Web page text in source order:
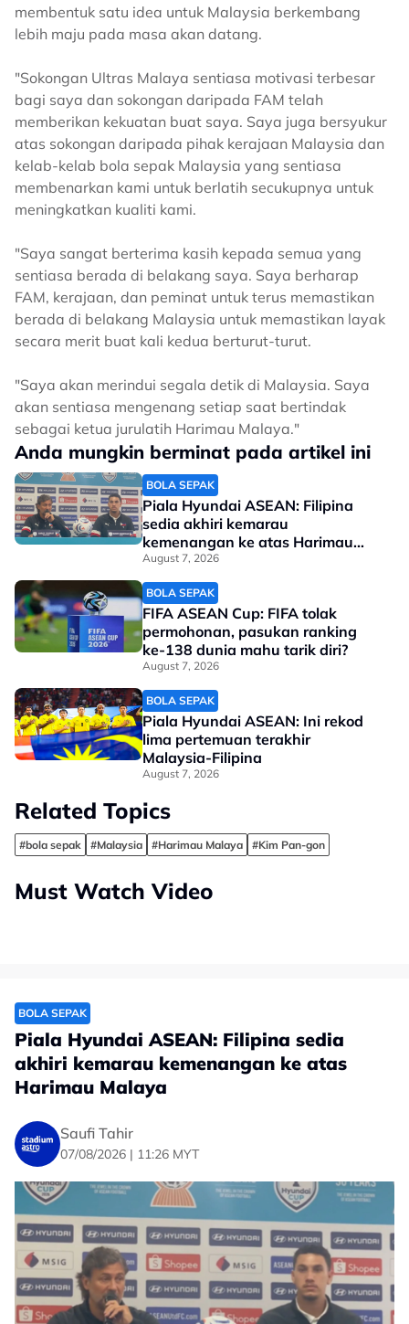
membentuk satu idea untuk Malaysia berkembang
lebih maju pada masa akan datang.
"Sokongan Ultras Malaya sentiasa motivasi terbesar
bagi saya dan sokongan daripada FAM telah
memberikan kekuatan buat saya. Saya juga bersyukur
atas sokongan daripada pihak kerajaan Malaysia dan
kelab-kelab bola sepak Malaysia yang sentiasa
membenarkan kami untuk berlatih secukupnya untuk
meningkatkan kualiti kami.
"Saya sangat berterima kasih kepada semua yang
sentiasa berada di belakang saya. Saya berharap
FAM, kerajaan, dan peminat untuk terus memastikan
berada di belakang Malaysia untuk memastikan layak
secara merit buat kali kedua berturut-turut.
"Saya akan merindui segala detik di Malaysia. Saya
akan sentiasa mengenang setiap saat bertindak
sebagai ketua jurulatih Harimau Malaya."
Anda mungkin berminat pada artikel ini
BOLA SEPAK
Piala Hyundai ASEAN: Filipina
sedia akhiri kemarau
kemenangan ke atas Harimau
Malaya
August 7, 2026
BOLA SEPAK
FIFA ASEAN Cup: FIFA tolak
permohonan, pasukan ranking
ke-138 dunia mahu tarik diri?
August 7, 2026
BOLA SEPAK
Piala Hyundai ASEAN: Ini rekod
lima pertemuan terakhir
Malaysia-Filipina
August 7, 2026
Related Topics
#bola sepak #Malaysia #Harimau Malaya #Kim Pan-gon
Must Watch Video
BOLA SEPAK
Piala Hyundai ASEAN: Filipina sedia
akhiri kemarau kemenangan ke atas
Harimau Malaya
Saufi Tahir
07/08/2026 | 11:26 MYT